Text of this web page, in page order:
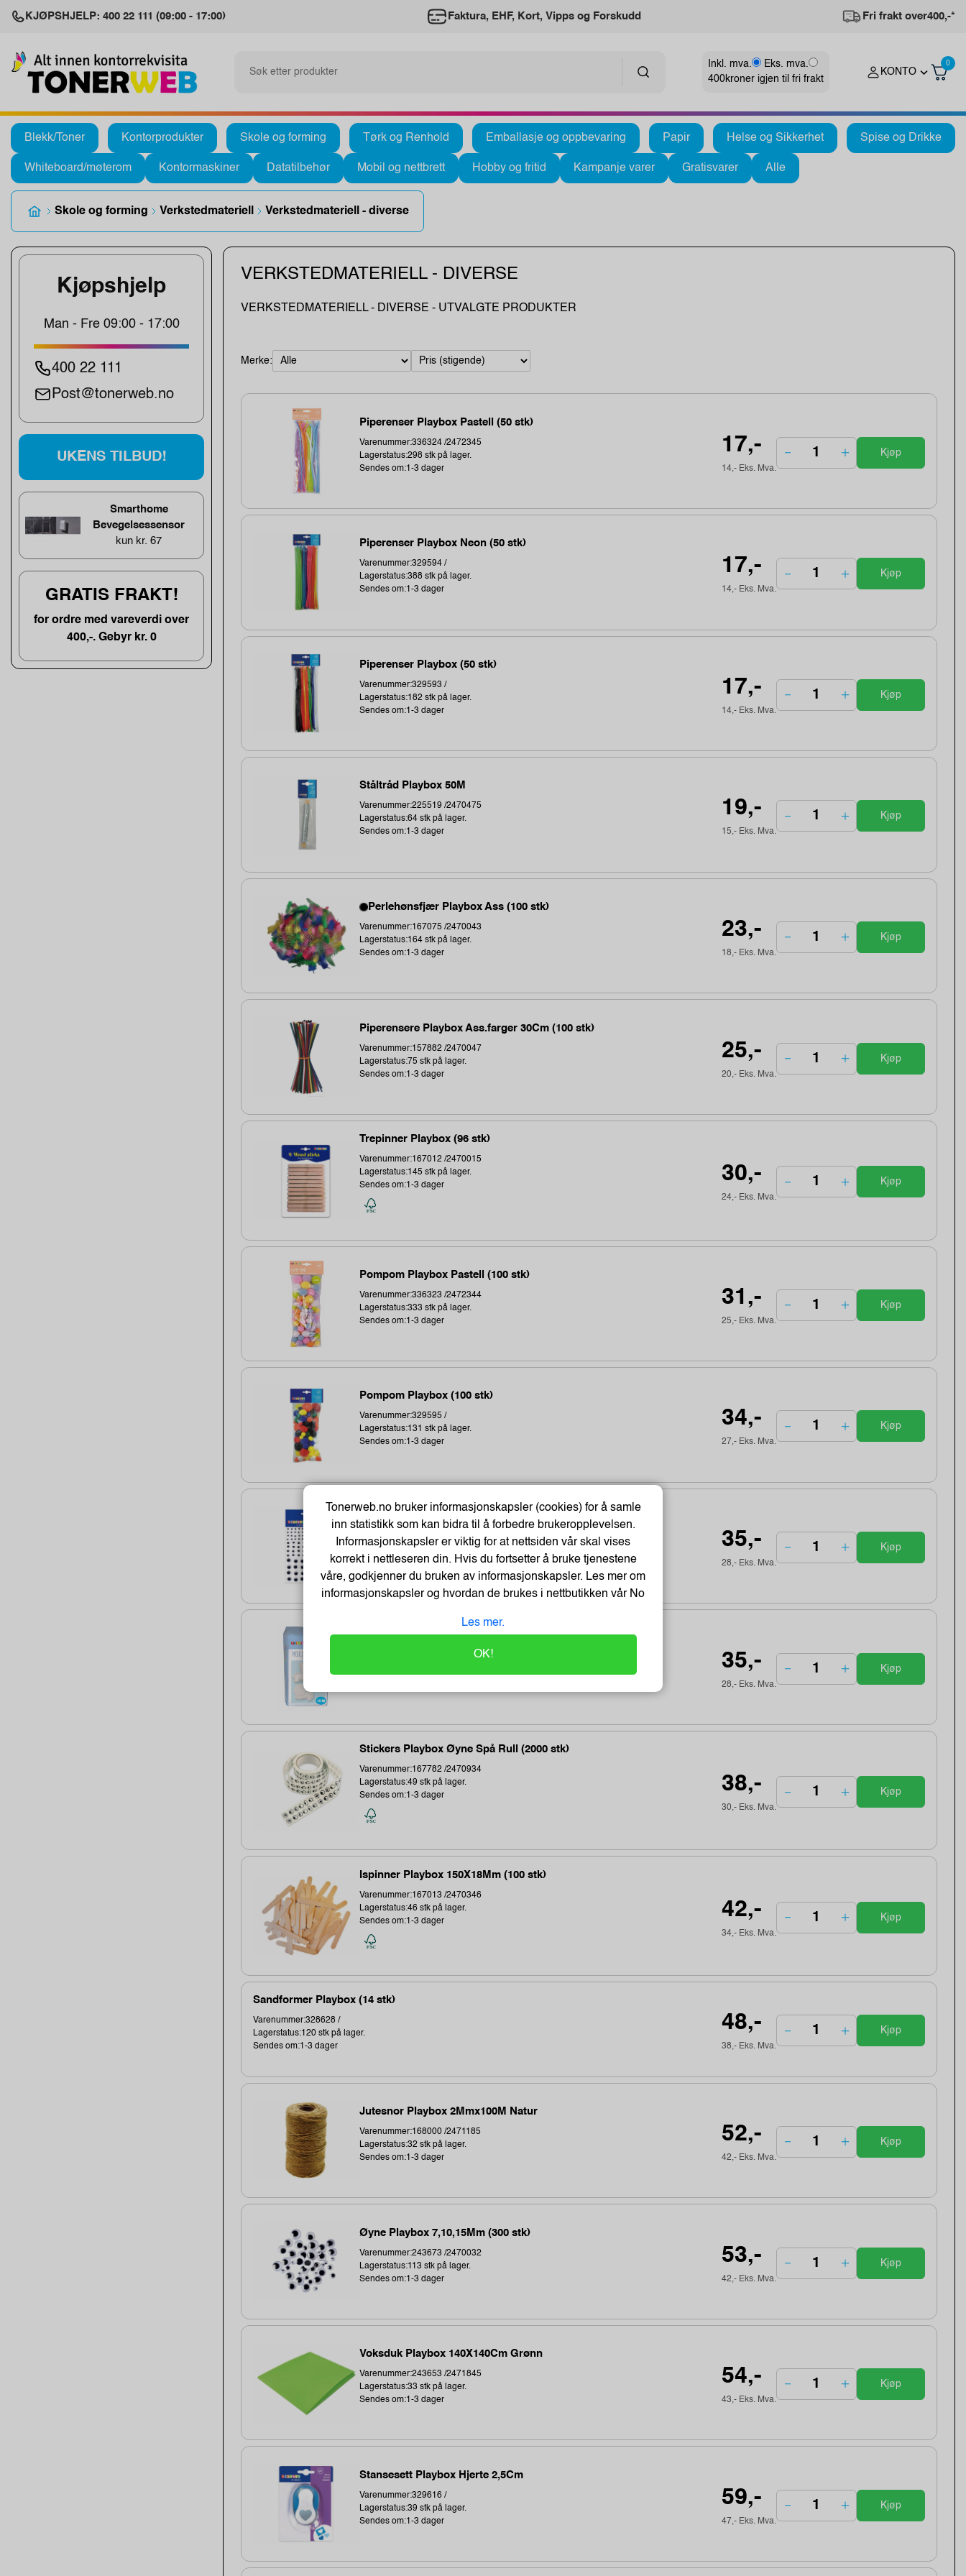
KJØPSHJELP: 400 22 111 (09:00 - 17:00) Faktura, EHF, Kort, Vipps og Forskudd Fri frakt over400,-*
Inkl. mva.
Eks. mva.
400kroner igjen til fri frakt
KONTO
0
Blekk/Toner Kontorprodukter Skole og forming Tørk og Renhold Emballasje og oppbevaring Papir Helse og Sikkerhet Spise og Drikke
Whiteboard/møterom Kontormaskiner Datatilbehør Mobil og nettbrett Hobby og fritid Kampanje varer Gratisvarer Alle
Skole og forming Verkstedmateriell Verkstedmateriell - diverse
Kjøpshjelp
Man - Fre 09:00 - 17:00
400 22 111
Post@tonerweb.no
UKENS TILBUD!
Smarthome
Bevegelsessensor
kun kr. 67
GRATIS FRAKT!
for ordre med vareverdi over
400,-. Gebyr kr. 0
VERKSTEDMATERIELL - DIVERSE
VERKSTEDMATERIELL - DIVERSE - UTVALGTE PRODUKTER
Merke:
Piperenser Playbox Pastell (50 stk)
Varenummer:336324 /2472345
Lagerstatus:298 stk på lager.
Sendes om:1-3 dager
17,-
14,- Eks. Mva.
Kjøp
Piperenser Playbox Neon (50 stk)
Varenummer:329594 /
Lagerstatus:388 stk på lager.
Sendes om:1-3 dager
17,-
14,- Eks. Mva.
Kjøp
Piperenser Playbox (50 stk)
Varenummer:329593 /
Lagerstatus:182 stk på lager.
Sendes om:1-3 dager
17,-
14,- Eks. Mva.
Kjøp
Ståltråd Playbox 50M
Varenummer:225519 /2470475
Lagerstatus:64 stk på lager.
Sendes om:1-3 dager
19,-
15,- Eks. Mva.
Kjøp
Perlehønsfjær Playbox Ass (100 stk)
Varenummer:167075 /2470043
Lagerstatus:164 stk på lager.
Sendes om:1-3 dager
23,-
18,- Eks. Mva.
Kjøp
Piperensere Playbox Ass.farger 30Cm (100 stk)
Varenummer:157882 /2470047
Lagerstatus:75 stk på lager.
Sendes om:1-3 dager
25,-
20,- Eks. Mva.
Kjøp
Trepinner Playbox (96 stk)
Varenummer:167012 /2470015
Lagerstatus:145 stk på lager.
Sendes om:1-3 dager
30,-
24,- Eks. Mva.
Kjøp
Pompom Playbox Pastell (100 stk)
Varenummer:336323 /2472344
Lagerstatus:333 stk på lager.
Sendes om:1-3 dager
31,-
25,- Eks. Mva.
Kjøp
Pompom Playbox (100 stk)
Varenummer:329595 /
Lagerstatus:131 stk på lager.
Sendes om:1-3 dager
34,-
27,- Eks. Mva.
Kjøp
Hobbyøyne Playbox M.lim
Varenummer:329606 /
Lagerstatus:269 stk på lager.
Sendes om:1-3 dager
35,-
28,- Eks. Mva.
Kjøp
Modellgips Playbox 1,5 Kg
35,-
28,- Eks. Mva.
Kjøp
Stickers Playbox Øyne Spå Rull (2000 stk)
Varenummer:167782 /2470934
Lagerstatus:49 stk på lager.
Sendes om:1-3 dager
38,-
30,- Eks. Mva.
Kjøp
Ispinner Playbox 150X18Mm (100 stk)
Varenummer:167013 /2470346
Lagerstatus:46 stk på lager.
Sendes om:1-3 dager
42,-
34,- Eks. Mva.
Kjøp
Sandformer Playbox (14 stk)
Varenummer:328628 /
Lagerstatus:120 stk på lager.
Sendes om:1-3 dager
48,-
38,- Eks. Mva.
Kjøp
Jutesnor Playbox 2Mmx100M Natur
Varenummer:168000 /2471185
Lagerstatus:32 stk på lager.
Sendes om:1-3 dager
52,-
42,- Eks. Mva.
Kjøp
Øyne Playbox 7,10,15Mm (300 stk)
Varenummer:243673 /2470032
Lagerstatus:113 stk på lager.
Sendes om:1-3 dager
53,-
42,- Eks. Mva.
Kjøp
Voksduk Playbox 140X140Cm Grønn
Varenummer:243653 /2471845
Lagerstatus:33 stk på lager.
Sendes om:1-3 dager
54,-
43,- Eks. Mva.
Kjøp
Stansesett Playbox Hjerte 2,5Cm
Varenummer:329616 /
Lagerstatus:39 stk på lager.
Sendes om:1-3 dager
59,-
47,- Eks. Mva.
Kjøp
Tonerweb.no bruker informasjonskapsler (cookies) for å samle
inn statistikk som kan bidra til å forbedre brukeropplevelsen.
Informasjonskapsler er viktig for at nettsiden vår skal vises
korrekt i nettleseren din. Hvis du fortsetter å bruke tjenestene
våre, godkjenner du bruken av informasjonskapsler. Les mer om
informasjonskapsler og hvordan de brukes i nettbutikken vårNo
Les mer.
OK!